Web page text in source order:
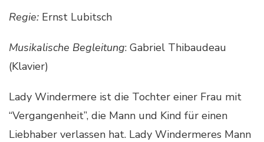
Regie: Ernst Lubitsch
Musikalische Begleitung: Gabriel Thibaudeau
(Klavier)
Lady Windermere ist die Tochter einer Frau mit
“Vergangenheit”, die Mann und Kind für einen
Liebhaber verlassen hat. Lady Windermeres Mann